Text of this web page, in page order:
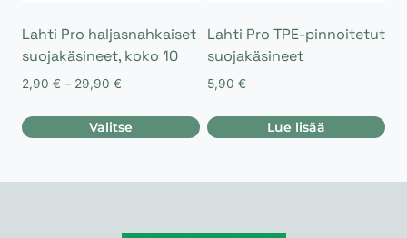
sivulla.
sivulla.
Lahti Pro haljasnahkaiset
suojakäsineet, koko 10
2,90 € – 29,90 €
-
29,90 €
Valitse
Lahti Pro TPE-pinnoitetut
suojakäsineet
5,90 €
Lue lisää